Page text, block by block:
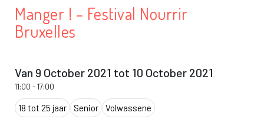
Manger ! – Festival Nourrir
Bruxelles
Van 9 October 2021 tot 10 October 2021
11:00 -17:00
18 tot 25 jaar Senior Volwassene